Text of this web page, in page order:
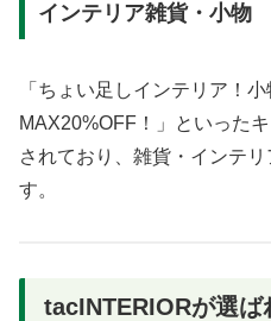
インテリア雑貨・小物
「ちょい足しインテリア！
MAX20%OFF！」といった
されており、雑貨・インテ
す。
tacINTERIORが選ば